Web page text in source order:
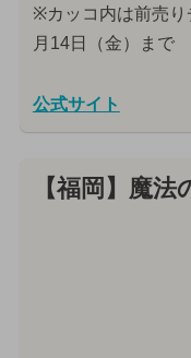
※カッコ内は前売り
月14日（金）まで
公式サイト
【福岡】魔法